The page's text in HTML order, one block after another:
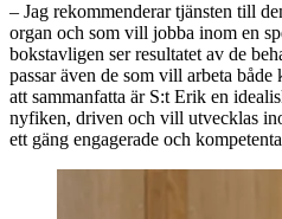
– Jag rekommenderar tjänsten till
organ och som vill jobba inom en
bokstavligen ser resultatet av de
passar även de som vill arbeta
att sammanfatta är S:t Erik en
nyfiken, driven och vill utvecklas
ett gäng engagerade och